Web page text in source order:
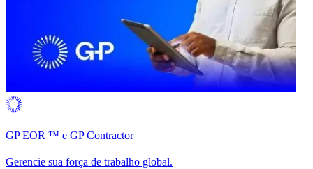
GP EOR ™ e GP Contractor​​
Gerencie sua força de trabalho global.​​